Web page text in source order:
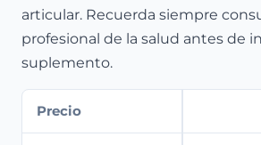
articular. Recuerda siempre
profesional de la salud antes de
suplemento.
Precio